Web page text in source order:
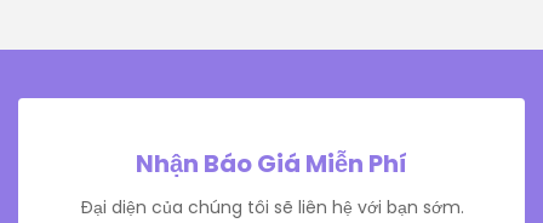
Nhận Báo Giá Miễn Phí
Đại diện của chúng tôi sẽ liên hệ với bạn sớm.